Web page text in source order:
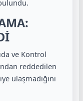
ve Kontrol
reddedilen
ulaşmadığını